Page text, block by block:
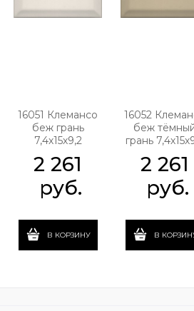
16051 Клемансо
беж грань
7,4х15х9,2
2 261
руб.
В КОРЗИНУ
16052
беж
грань
2 261
руб.
В